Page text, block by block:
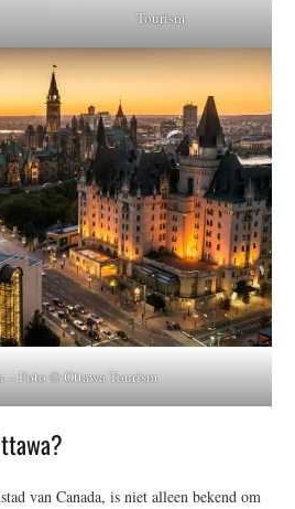
Tourism
– Foto © Ottawa Tourism
van Canada, is niet alleen bekend om